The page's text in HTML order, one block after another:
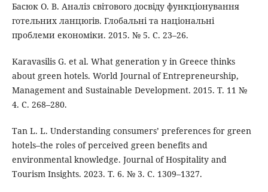
Басюк О. В. Аналіз світового досвіду функціонування
готельних ланцюгів. Глобальні та національні
проблеми економіки. 2015. № 5. С. 23–26.
Karavasilis G. et al. What generation y in Greece thinks
about green hotels. World Journal of Entrepreneurship,
Management and Sustainable Development. 2015. Т. 11 №
4. С. 268–280.
Tan L. L. Understanding consumers’ preferences for green
hotels–the roles of perceived green benefits and
environmental knowledge. Journal of Hospitality and
Tourism Insights. 2023. Т. 6. № 3. С. 1309–1327.